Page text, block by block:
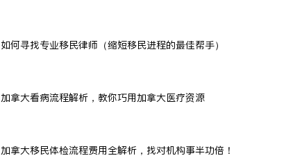
如何寻找专业移民律师（缩短移民进程的最佳帮手）
加拿大看病流程解析，教你巧用加拿大医疗资源
加拿大移民体检流程费用全解析，找对机构事半功倍！